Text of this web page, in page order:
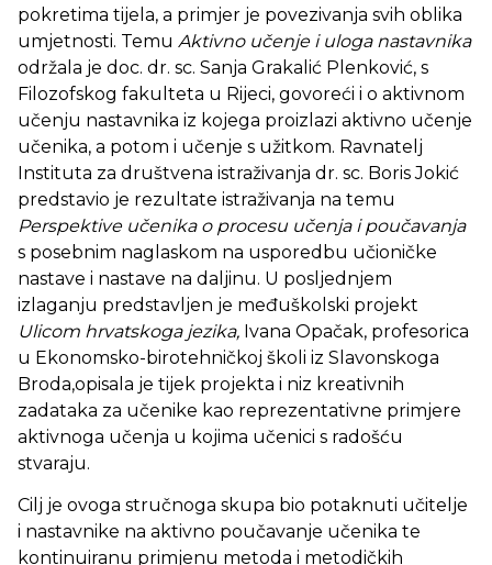
pokretima tijela, a primjer je povezivanja svih oblika
umjetnosti. Temu Aktivno učenje i uloga nastavnika
održala je doc. dr. sc. Sanja Grakalić Plenković, s
Filozofskog fakulteta u Rijeci, govoreći i o aktivnom
učenju nastavnika iz kojega proizlazi aktivno učenje
učenika, a potom i učenje s užitkom. Ravnatelj
Instituta za društvena istraživanja dr. sc. Boris Jokić
predstavio je rezultate istraživanja na temu
Perspektive učenika o procesu učenja i poučavanja
s posebnim naglaskom na usporedbu učioničke
nastave i nastave na daljinu. U posljednjem
izlaganju predstavljen je međuškolski projekt
Ulicom hrvatskoga jezika, Ivana Opačak, profesorica
u Ekonomsko-birotehničkoj školi iz Slavonskoga
Broda,opisala je tijek projekta i niz kreativnih
zadataka za učenike kao reprezentativne primjere
aktivnoga učenja u kojima učenici s radošću
stvaraju.
Cilj je ovoga stručnoga skupa bio potaknuti učitelje
i nastavnike na aktivno poučavanje učenika te
kontinuiranu primjenu metoda i metodičkih